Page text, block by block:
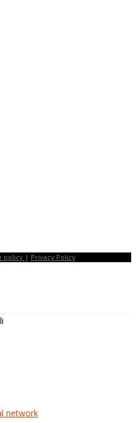
policy | Privacy Policy
network